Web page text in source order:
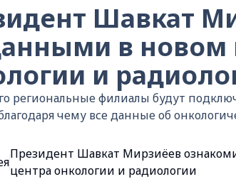
Шавкат
в новом
и
региональные филиалы будут
чему все данные об
Президент Шавкат Мирзиёев
центра онкологии и радиологии